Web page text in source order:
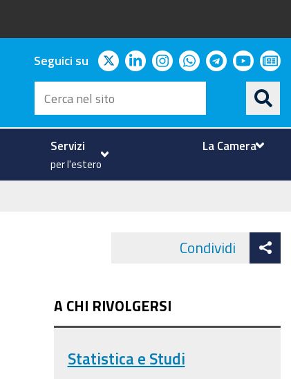
Seguici su twitterlinkedininstagram
whatsapp
telegram
Cerca
nel
sito
Servizi
per l'estero
La Camera
Condividi
A CHI RIVOLGERSI
Statistica e Studi